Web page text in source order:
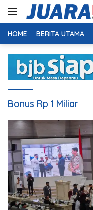
HOME BERITA UTAMA
Bonus Rp 1 Miliar